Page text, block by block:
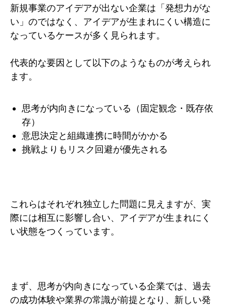
新規事業のアイデアが出ない企業は「発想力がな
い」のではなく、アイデアが生まれにくい構造に
なっているケースが多く見られます。
代表的な要因として以下のようなものが考えられ
ます。
思考が内向きになっている（固定観念・既存依
存）
意思決定と組織連携に時間がかかる
挑戦よりもリスク回避が優先される
これらはそれぞれ独立した問題に見えますが、実
際には相互に影響し合い、アイデアが生まれにく
い状態をつくっています。
まず、思考が内向きになっている企業では、過去
の成功体験や業界の常識が前提となり、新しい発